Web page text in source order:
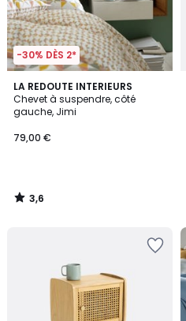
-30% DÈS 2*
LA REDOUTE INTERIEURS
Chevet à suspendre, côté
gauche, Jimi
79,00 €
3,6
/ 5
3,6
/